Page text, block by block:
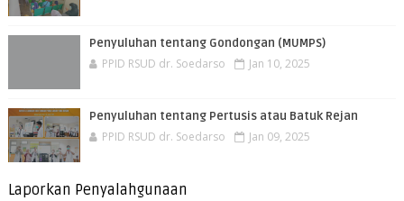
Penyuluhan tentang Gondongan (MUMPS)
PPID RSUD dr. Soedarso Jan 10, 2025
Penyuluhan tentang Pertusis atau Batuk Rejan
PPID RSUD dr. Soedarso Jan 09, 2025
Laporkan Penyalahgunaan